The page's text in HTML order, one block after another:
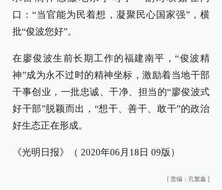
口：“当官能为民着想，凝聚民心国家强”，横
批“俊波您好”。
在廖俊波生前长期工作的福建南平，“俊波精
神”成为永不过时的精神坐标，激励着当地干部
干事创业，一批忠诚、干净、担当的“廖俊波式
好干部”脱颖而出，“想干、善干、敢干”的政治
好生态正在形成。
《光明日报》（ 2020年06月18日 09版）
[ 责编：孔繁鑫 ]